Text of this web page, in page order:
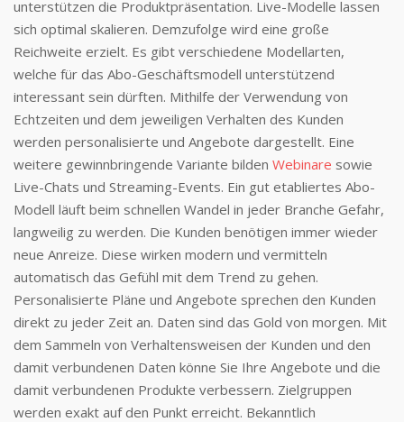
unterstützen die Produktpräsentation. Live-Modelle lassen
sich optimal skalieren. Demzufolge wird eine große
Reichweite erzielt. Es gibt verschiedene Modellarten,
welche für das Abo-Geschäftsmodell unterstützend
interessant sein dürften. Mithilfe der Verwendung von
Echtzeiten und dem jeweiligen Verhalten des Kunden
werden personalisierte und Angebote dargestellt. Eine
weitere gewinnbringende Variante bilden Webinare sowie
Live-Chats und Streaming-Events. Ein gut etabliertes Abo-
Modell läuft beim schnellen Wandel in jeder Branche Gefahr,
langweilig zu werden. Die Kunden benötigen immer wieder
neue Anreize. Diese wirken modern und vermitteln
automatisch das Gefühl mit dem Trend zu gehen.
Personalisierte Pläne und Angebote sprechen den Kunden
direkt zu jeder Zeit an. Daten sind das Gold von morgen. Mit
dem Sammeln von Verhaltensweisen der Kunden und den
damit verbundenen Daten könne Sie Ihre Angebote und die
damit verbundenen Produkte verbessern. Zielgruppen
werden exakt auf den Punkt erreicht. Bekanntlich